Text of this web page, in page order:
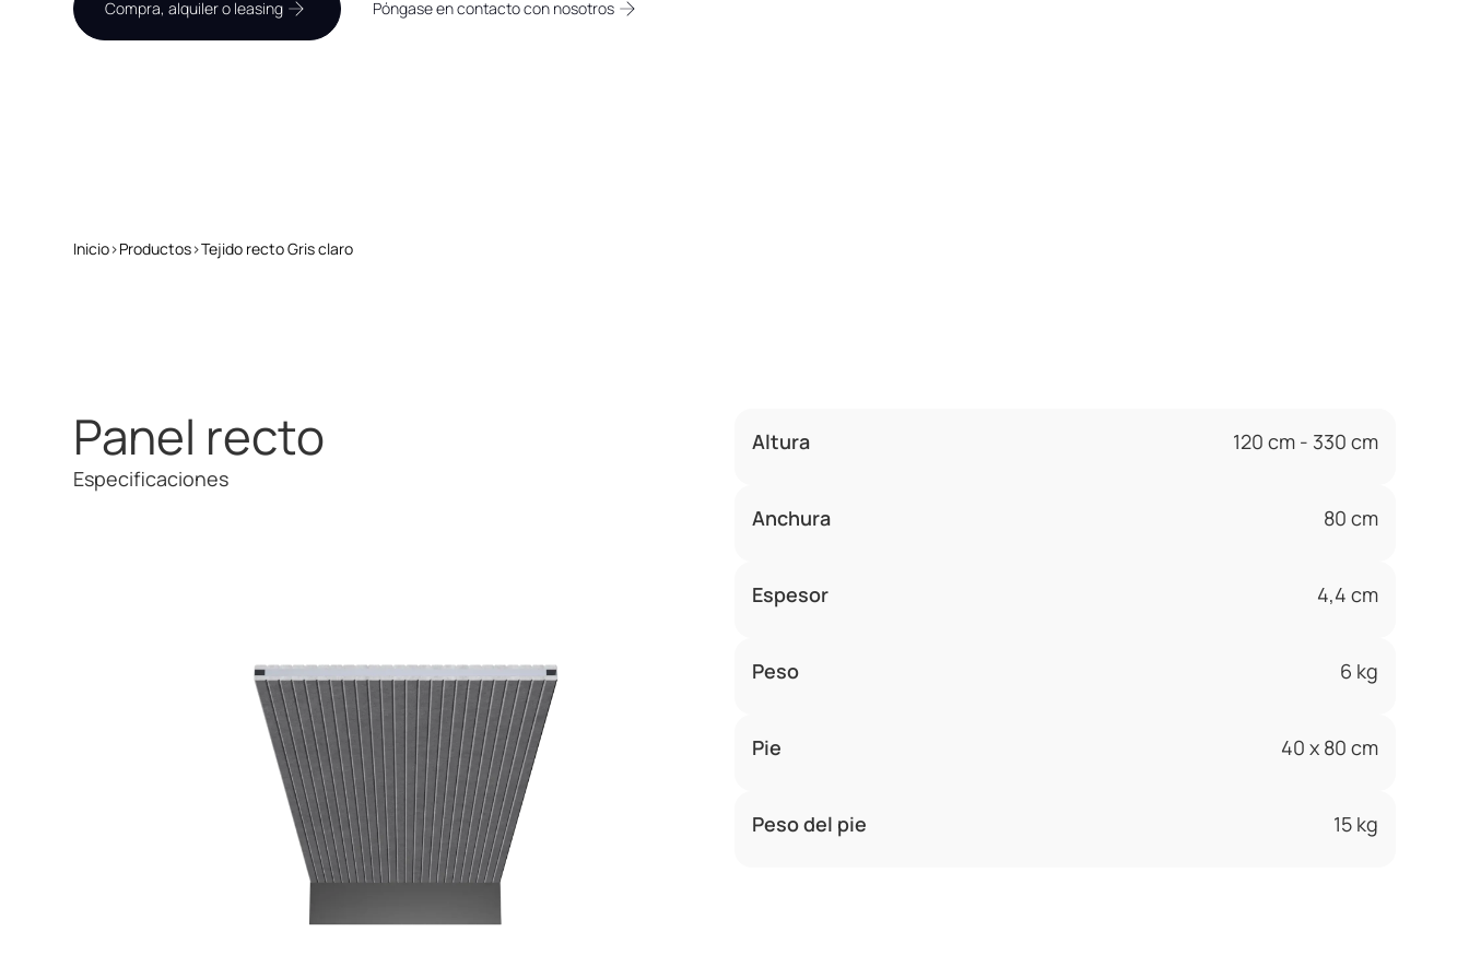
Compra, alquiler o leasing Póngase en contacto con nosotros
Inicio>Productos>Tejido recto Gris claro
Panel recto
Especificaciones
Altura 120 cm - 330 cm
Anchura 80 cm
Espesor 4,4 cm
Peso 6 kg
Pie 40 x 80 cm
Peso del pie 15 kg